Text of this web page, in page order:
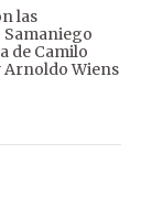
las
Samaniego
de Camilo
Arnoldo Wiens